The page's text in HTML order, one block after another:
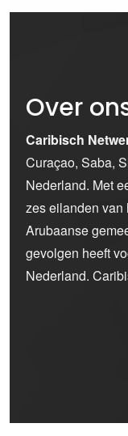
Over
Caribisch
Curaçao, Saba,
Nederland. Met
zes eilanden van
Arubaanse
gevolgen heeft
Nederland.